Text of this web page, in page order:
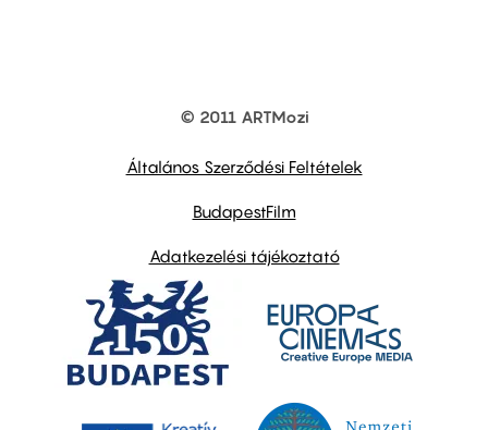
© 2011 ARTMozi
Általános Szerződési Feltételek
BudapestFilm
Adatkezelési tájékoztató